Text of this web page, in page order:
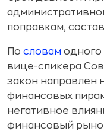
поправкам,
По словам одного
вице-спикера
закон направлен
финансовых
негативное
финансовый